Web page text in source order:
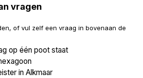
vragen
of vul zelf een vraag in bovenaan de
op één poot staat
in Alkmaar